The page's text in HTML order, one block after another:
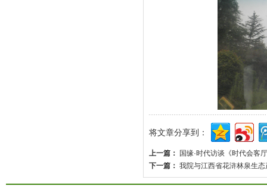
将文章分享到：
上一篇：
国缘·时代访谈《时代会客
下一篇： 我院与江西省花浒林泉生